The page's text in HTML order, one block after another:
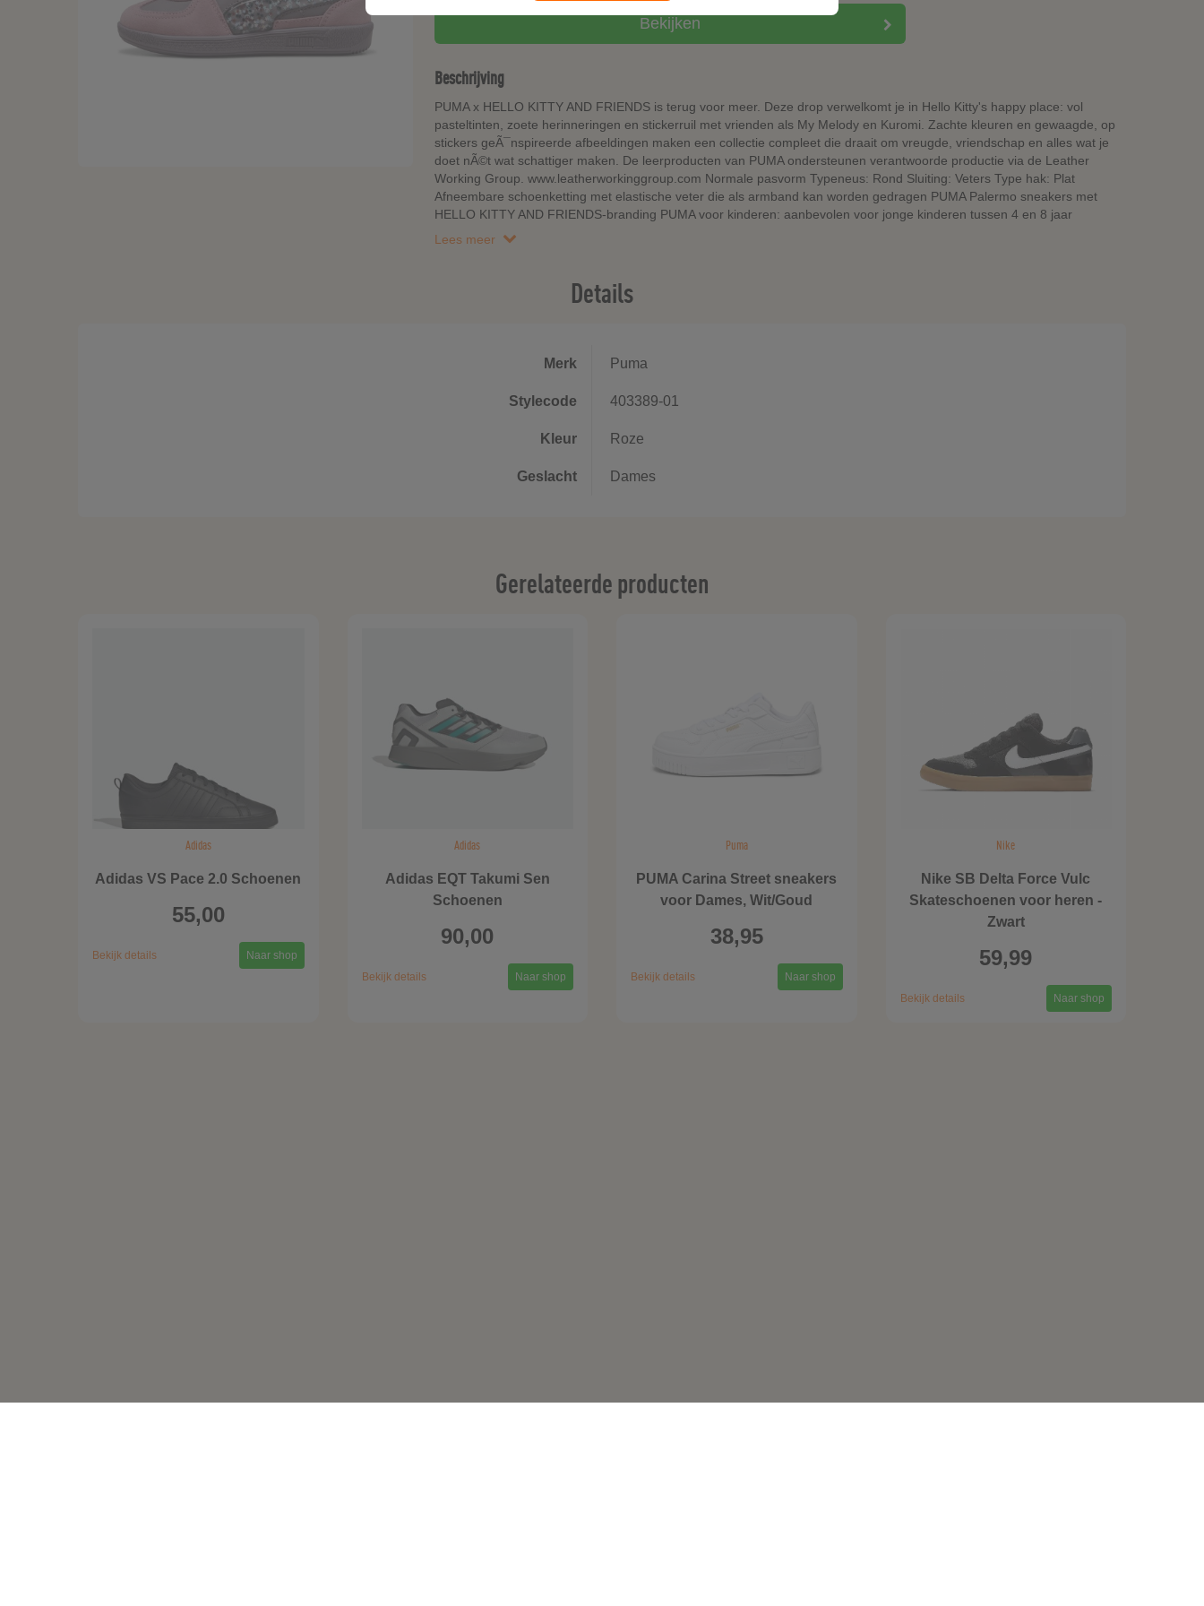
Bekijken
Beschrijving
PUMA x HELLO KITTY AND FRIENDS is terug voor meer. Deze drop verwelkomt je in Hello Kitty's happy place: vol
pasteltinten, zoete herinneringen en stickerruil met vrienden als My Melody en Kuromi. Zachte kleuren en gewaagde, op
stickers geÃ¯nspireerde afbeeldingen maken een collectie compleet die draait om vreugde, vriendschap en alles wat je
doet nÃ©t wat schattiger maken. De leerproducten van PUMA ondersteunen verantwoorde productie via de Leather
Working Group. www.leatherworkinggroup.com Normale pasvorm Typeneus: Rond Sluiting: Veters Type hak: Plat
Afneembare schoenketting met elastische veter die als armband kan worden gedragen PUMA Palermo sneakers met
HELLO KITTY AND FRIENDS-branding PUMA voor kinderen: aanbevolen voor jonge kinderen tussen 4 en 8 jaar
Lees meer
Details
Merk Puma
Stylecode 403389-01
Kleur Roze
Geslacht Dames
Gerelateerde producten
Adidas
Adidas VS Pace 2.0 Schoenen
55,00
Bekijk details Naar shop
Adidas
Adidas EQT Takumi Sen
Schoenen
90,00
Bekijk details Naar shop
Puma
PUMA Carina Street sneakers
voor Dames, Wit/Goud
38,95
Bekijk details Naar shop
Nike
Nike SB Delta Force Vulc
Skateschoenen voor heren -
Zwart
59,99
Bekijk details Naar shop